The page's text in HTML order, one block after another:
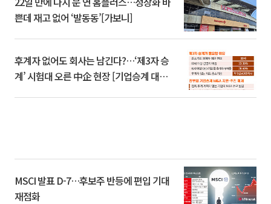
쁜데 재고 없어 ‘발동동’[가보니]
후계자 없어도 회사는 남긴다?…‘제3자 승
계’ 시험대 오른 中企 현장 [기업승계 대전
MSCI 발표 D-7…후보주 반등에 편입 기대
재점화